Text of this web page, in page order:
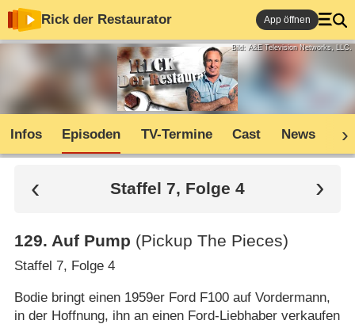
Rick der Restaurator App öffnen
Bild: A&E Television Networks, LLC.
Infos Episoden TV-Termine Cast News
Staffel 7, Folge 4
129. Auf Pump (Pickup The Pieces)
Staffel 7, Folge 4
Bodie bringt einen 1959er Ford F100 auf Vordermann,
in der Hoffnung, ihn an einen Ford-Liebhaber verkaufen